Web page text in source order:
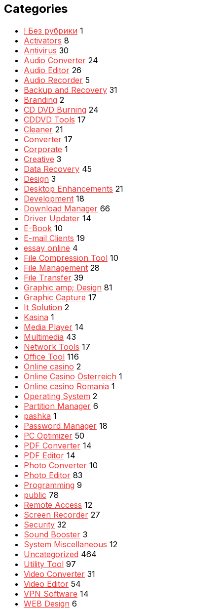
Categories
! Без рубрики 1
Activators 8
Antivirus 30
Audio Converter 24
Audio Editor 26
Audio Recorder 5
Backup and Recovery 31
Branding 2
CD DVD Burning 24
CDDVD Tools 17
Cleaner 21
Converter 17
Corporate 1
Creative 3
Data Recovery 45
Design 3
Desktop Enhancements 21
Development 18
Download Manager 66
Driver Updater 14
E-Book 10
E-mail Clients 19
essay online 4
File Compression Tool 10
File Management 28
File Transfer 39
Graphic amp; Design 81
Graphic Capture 17
It Solution 2
Kasina 1
Media Player 14
Multimedia 43
Network Tools 17
Office Tool 116
Online casino 2
Online Casino Österreich 1
Online casino Romania 1
Operating System 2
Partition Manager 6
pashka 1
Password Manager 18
PC Optimizer 50
PDF Converter 14
PDF Editor 14
Photo Converter 10
Photo Editor 83
Programming 9
public 78
Remote Access 12
Screen Recorder 27
Security 32
Sound Booster 3
System Miscellaneous 12
Uncategorized 464
Utility Tool 97
Video Converter 31
Video Editor 54
VPN Software 14
WEB Design 6